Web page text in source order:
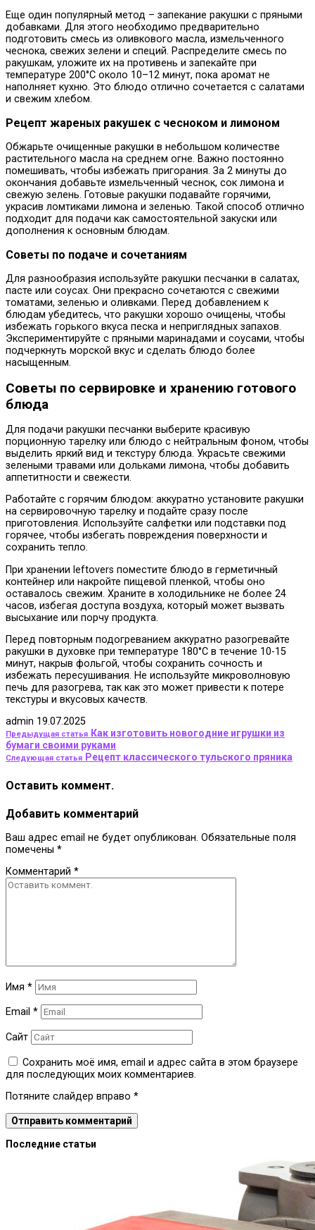
Еще один популярный метод – запекание ракушки с пряными
добавками. Для этого необходимо предварительно
подготовить смесь из оливкового масла, измельченного
чеснока, свежих зелени и специй. Распределите смесь по
ракушкам, уложите их на противень и запекайте при
температуре 200°C около 10–12 минут, пока аромат не
наполняет кухню. Это блюдо отлично сочетается с салатами
и свежим хлебом.
Рецепт жареных ракушек с чесноком и лимоном
Обжарьте очищенные ракушки в небольшом количестве
растительного масла на среднем огне. Важно постоянно
помешивать, чтобы избежать пригорания. За 2 минуты до
окончания добавьте измельченный чеснок, сок лимона и
свежую зелень. Готовые ракушки подавайте горячими,
украсив ломтиками лимона и зеленью. Такой способ отлично
подходит для подачи как самостоятельной закуски или
дополнения к основным блюдам.
Советы по подаче и сочетаниям
Для разнообразия используйте ракушки песчанки в салатах,
пасте или соусах. Они прекрасно сочетаются с свежими
томатами, зеленью и оливками. Перед добавлением к
блюдам убедитесь, что ракушки хорошо очищены, чтобы
избежать горького вкуса песка и неприглядных запахов.
Экспериментируйте с пряными маринадами и соусами, чтобы
подчеркнуть морской вкус и сделать блюдо более
насыщенным.
Советы по сервировке и хранению готового
блюда
Для подачи ракушки песчанки выберите красивую
порционную тарелку или блюдо с нейтральным фоном, чтобы
выделить яркий вид и текстуру блюда. Украсьте свежими
зелеными травами или дольками лимона, чтобы добавить
аппетитности и свежести.
Работайте с горячим блюдом: аккуратно установите ракушки
на сервировочную тарелку и подайте сразу после
приготовления. Используйте салфетки или подставки под
горячее, чтобы избегать повреждения поверхности и
сохранить тепло.
При хранении leftovers поместите блюдо в герметичный
контейнер или накройте пищевой пленкой, чтобы оно
оставалось свежим. Храните в холодильнике не более 24
часов, избегая доступа воздуха, который может вызвать
высыхание или порчу продукта.
Перед повторным подогреванием аккуратно разогревайте
ракушки в духовке при температуре 180°C в течение 10-15
минут, накрыв фольгой, чтобы сохранить сочность и
избежать пересушивания. Не используйте микроволновую
печь для разогрева, так как это может привести к потере
текстуры и вкусовых качеств.
admin 19.07.2025
Предыдущая статья Как изготовить новогодние игрушки из
бумаги своими руками
Следующая статья Рецепт классического тульского пряника
Оставить коммент.
Добавить комментарий
Ваш адрес email не будет опубликован. Обязательные поля
помечены *
Комментарий *
Имя *
Email *
Сайт
Сохранить моё имя, email и адрес сайта в этом браузере
для последующих моих комментариев.
Потяните слайдер вправо *
Последние статьи